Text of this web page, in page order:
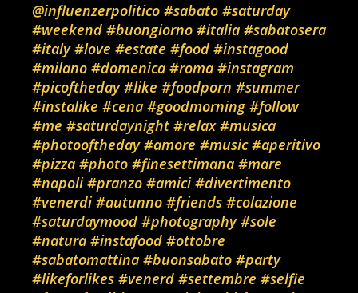
@influenzerpolitico #sabato #saturday
#weekend #buongiorno #italia #sabatosera
#italy #love #estate #food #instagood
#milano #domenica #roma #instagram
#picoftheday #like #foodporn #summer
#instalike #cena #goodmorning #follow
#me #saturdaynight #relax #musica
#photooftheday #amore #music #aperitivo
#pizza #photo #finesettimana #mare
#napoli #pranzo #amici #divertimento
#venerdi #autunno #friends #colazione
#saturdaymood #photography #sole
#natura #instafood #ottobre
#sabatomattina #buonsabato #party
#likeforlikes #venerd #settembre #selfie